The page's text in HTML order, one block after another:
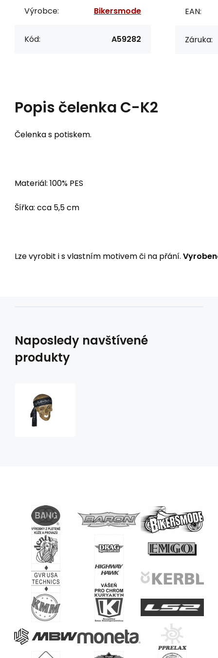
Výrobce: Bikersmode
Kód: A59282
EAN:
Záruka:
Popis čelenka C-K2
Čelenka s potiskem.
Materiál: 100% PES
Šířka: cca 5,5 cm
Lze vyrobit i s vlastním motivem či na přání.
Naposledy navštívené
produkty